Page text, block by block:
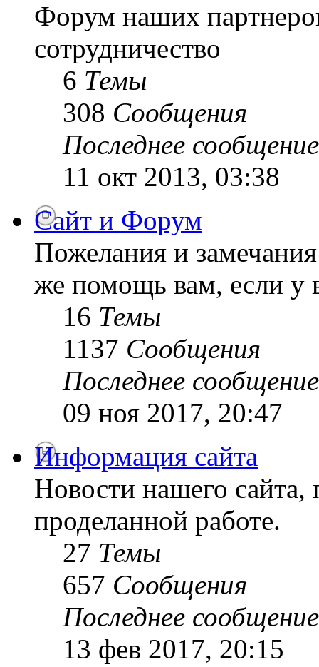
Форум наших
сотрудничество
6 Темы
308 Сообщения
Последнее сообщение
11 окт 2013, 03:38
Сайт и Форум
Пожелания и
же помощь вам, если у
16 Темы
1137 Сообщения
Последнее сообщение
09 ноя 2017, 20:47
Информация сайта
Новости нашего
проделанной работе.
27 Темы
657 Сообщения
Последнее сообщение
13 фев 2017, 20:15